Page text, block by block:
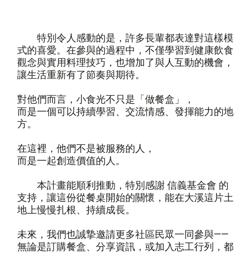
特別令人感動的是，許多長輩都表達對這樣模
式的喜愛。在參與的過程中，不僅學習到健康飲食
觀念與實用料理技巧，也增加了與人互動的機會，
讓生活重新有了節奏與期待。
對他們而言，小食光不只是「做餐盒」，
而是一個可以持續學習、交流情感、發揮能力的地
方。
在這裡，他們不是被服務的人，
而是一起創造價值的人。
本計畫能順利推動，特別感謝 信義基金會 的
支持，讓這份從餐桌開始的關懷，能在大溪這片土
地上慢慢扎根、持續成長。
未來，我們也誠摯邀請更多社區民眾一同參與——
無論是訂購餐盒、分享資訊，或加入志工行列，都